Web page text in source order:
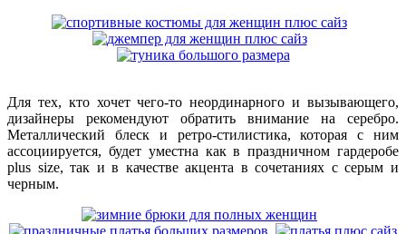
Для тех, кто хочет чего-то неординарного и вызывающего,
дизайнеры рекомендуют обратить внимание на серебро.
Металлический блеск и ретро-стилистика, которая с ним
ассоциируется, будет уместна как в праздничном гардеробе
plus size, так и в качестве акцента в сочетаниях с серым и
черным.